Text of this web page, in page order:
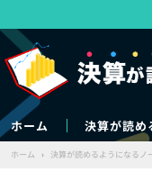
ホーム 決算が読め
ホーム › 決算が読めるようになるノ